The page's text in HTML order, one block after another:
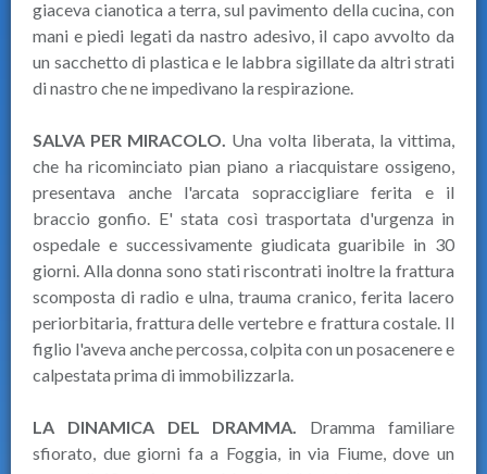
giaceva cianotica a terra, sul pavimento della cucina, con
mani e piedi legati da nastro adesivo, il capo avvolto da
un sacchetto di plastica e le labbra sigillate da altri strati
di nastro che ne impedivano la respirazione.
SALVA PER MIRACOLO. Una volta liberata, la vittima,
che ha ricominciato pian piano a riacquistare ossigeno,
presentava anche l'arcata sopraccigliare ferita e il
braccio gonfio. E' stata così trasportata d'urgenza in
ospedale e successivamente giudicata guaribile in 30
giorni. Alla donna sono stati riscontrati inoltre la frattura
scomposta di radio e ulna, trauma cranico, ferita lacero
periorbitaria, frattura delle vertebre e frattura costale. Il
figlio l'aveva anche percossa, colpita con un posacenere e
calpestata prima di immobilizzarla.
LA DINAMICA DEL DRAMMA. Dramma familiare
sfiorato, due giorni fa a Foggia, in via Fiume, dove un